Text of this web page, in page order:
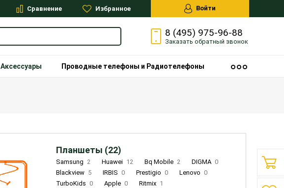
Сравнение Избранное Войти
8 (495) 975-96-88
Заказать обратный звонок
Аксессуары Проводные телефоны и Радиотелефоны
Планшеты (22)
Samsung 2 Huawei 12 Bq Mobile 2 DIGMA 0
Blackview 5 IRBIS 0 Prestigio 0 Lenovo 0
TurboKids 0 Apple 0 Ritmix 1